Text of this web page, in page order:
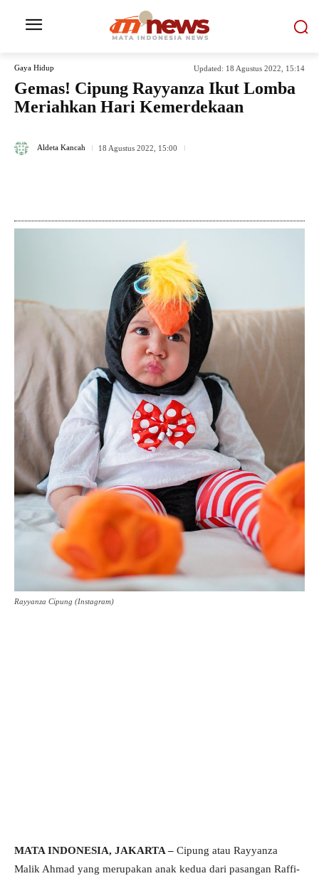
Gaya Hidup Updated: 18 Agustus 2022, 15:14
Gemas! Cipung Rayyanza Ikut Lomba
Meriahkan Hari Kemerdekaan
Aldeta Kancah 18 Agustus 2022, 15:00
Rayyanza Cipung (Instagram)
MATA INDONESIA, JAKARTA – Cipung atau Rayyanza
Malik Ahmad yang merupakan anak kedua dari pasangan Raffi-